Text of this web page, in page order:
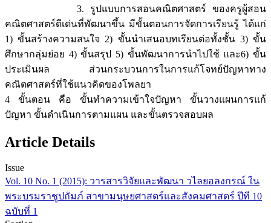
3. รูปแบบการสอนคณิตศาสตร์ ของครูผู้สอน
คณิตศาสตร์ดีเด่นที่พัฒนาขึ้น มีขั้นตอนการจัดการเรียนรู้ ได้แก่
1) ขั้นสร้างความสนใจ 2) ขั้นนำเสนอบทเรียนต่อทั้งชั้น 3) ขั้น
ศึกษากลุ่มย่อย 4) ขั้นสรุป 5) ขั้นพัฒนาการนำไปใช้ และ6) ขั้น
ประเมินผล ส่วนกระบวนการในการแก้โจทย์ปัญหาทาง
คณิตศาสตร์ที่ใช้แนวคิดของโพลยา
4 ขั้นตอน คือ ขั้นทำความเข้าใจปัญหา ขั้นวางแผนการแก้
ปัญหา ขั้นดำเนินการตามแผน และขั้นตรวจสอบผล
Article Details
Issue
Vol. 10 No. 1 (2015): วารสารวิจัยและพัฒนา วไลยอลงกรณ์ ใน
พระบรมราชูปถัมภ์ สาขามนุษยศาสตร์และสังคมศาสตร์ ปีที 10
ฉบับที่ 1